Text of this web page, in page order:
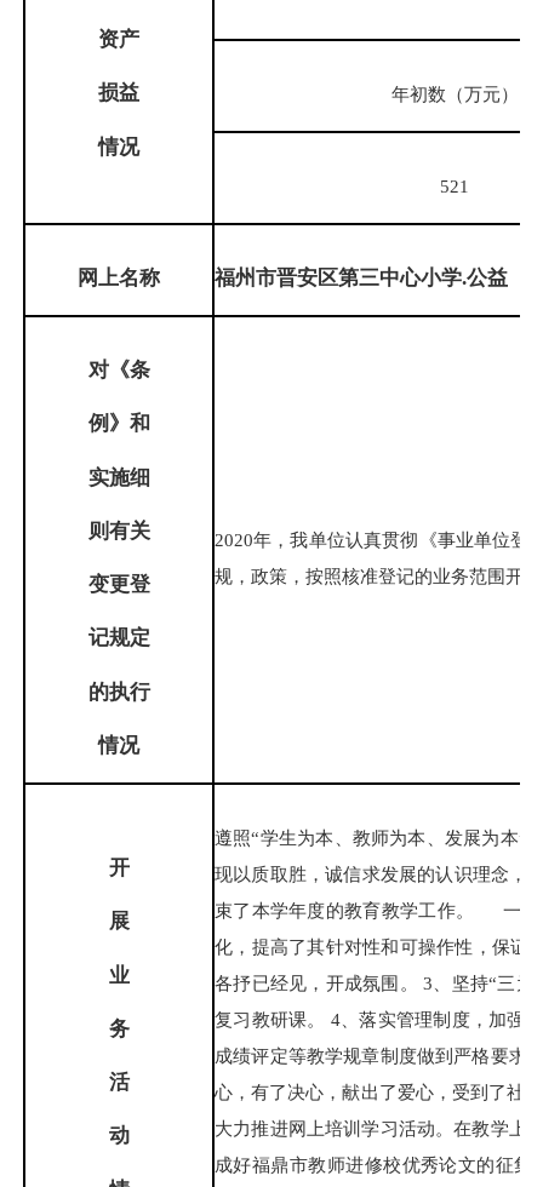
资产
损益
情况
年初数（万元）
521
网上名称 福州市晋安区第三中心小学.公益
对《条
例》和
实施细
则有关
变更登
记规定
的执行
情况
2020年，我单位认真贯彻《事业单位登
规，政策，按照核准登记的业务范围开
开
展
业
务
活
动
遵照“学生为本、教师为本、发展为本”
现以质取胜，诚信求发展的认识理念，
束了本学年度的教育教学工作。 一
化，提高了其针对性和可操作性，保证
各抒已经见，开成氛围。 3、坚持“三
复习教研课。 4、落实管理制度，加强
成绩评定等教学规章制度做到严格要
心，有了决心，献出了爱心，受到了
大力推进网上培训学习活动。在教学
成好福鼎市教师进修校优秀论文的